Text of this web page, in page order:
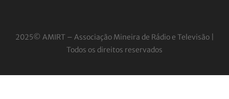
2025© AMIRT – Associação Mineira de Rádio e Televisão |
Todos os direitos reservados